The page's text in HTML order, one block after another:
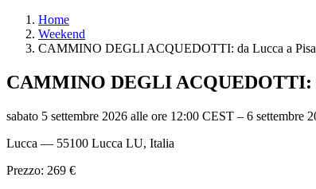
Home
Weekend
CAMMINO DEGLI ACQUEDOTTI: da Lucca a
CAMMINO DEGLI ACQUEDOTTI:
sabato 5 settembre 2026 alle ore 12:00 CEST – 6 settembre
Lucca — 55100 Lucca LU, Italia
Prezzo: 269 €